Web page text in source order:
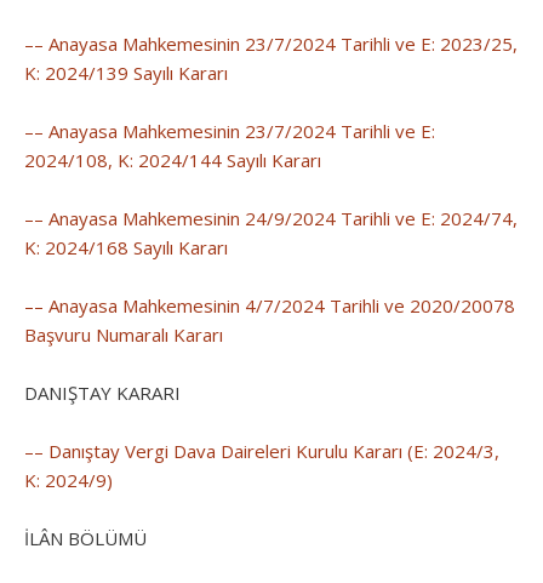
–– Anayasa Mahkemesinin 23/7/2024 Tarihli ve E: 2023/25,
K: 2024/139 Sayılı Kararı
–– Anayasa Mahkemesinin 23/7/2024 Tarihli ve E:
2024/108, K: 2024/144 Sayılı Kararı
–– Anayasa Mahkemesinin 24/9/2024 Tarihli ve E: 2024/74,
K: 2024/168 Sayılı Kararı
–– Anayasa Mahkemesinin 4/7/2024 Tarihli ve 2020/20078
Başvuru Numaralı Kararı
DANIŞTAY KARARI
–– Danıştay Vergi Dava Daireleri Kurulu Kararı (E: 2024/3,
K: 2024/9)
İLÂN BÖLÜMÜ